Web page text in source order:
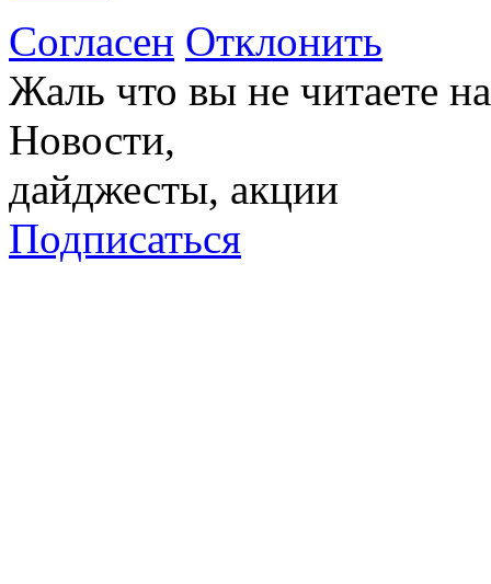
Согласен Отклонить
Жаль что вы не читаете
Новости,
дайджесты, акции
Подписаться